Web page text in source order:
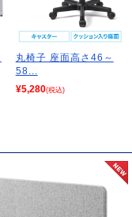
丸椅子 座面高さ46～
58...
¥5,280(税込)